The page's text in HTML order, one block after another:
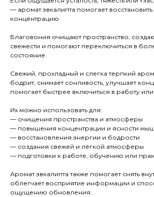
— аромат эвкалипта помогает восстановить
концентрацию.
Благовония очищают пространство,
свежести и помогают переключиться в
состояние.
Свежий, прохладный и слегка терпкий
бодрит, снимает сонливость, улучшает
помогает быстрее включиться в работу или
Их можно использовать для:
— очищения пространства и атмосферы
— повышения концентрации и ясности
— восстановления энергии и бодрости
— создания свежей и лёгкой атмосферы
— подготовки к работе, обучению или
Аромат эвкалипта также помогает снять
облегчает восприятие информации и
ощущению обновления.